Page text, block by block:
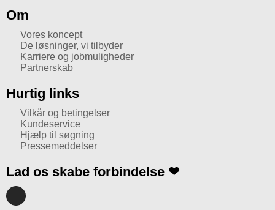
Om
Vores koncept
De løsninger, vi tilbyder
Karriere og jobmuligheder
Partnerskab
Hurtig links
Vilkår og betingelser
Kundeservice
Hjælp til søgning
Pressemeddelser
Lad os skabe forbindelse ❤
I